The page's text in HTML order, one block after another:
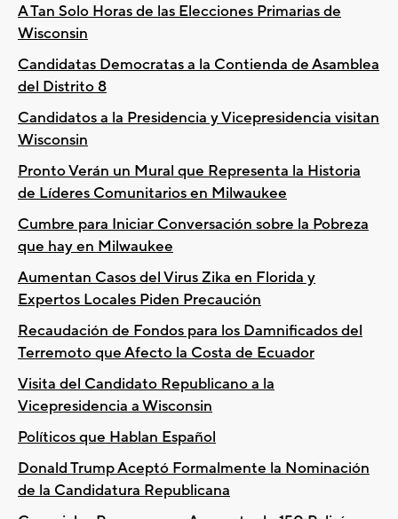
A Tan Solo Horas de las Elecciones Primarias de
Wisconsin
Candidatas Democratas a la Contienda de Asamblea
del Distrito 8
Candidatos a la Presidencia y Vicepresidencia visitan
Wisconsin
Pronto Verán un Mural que Representa la Historia
de Líderes Comunitarios en Milwaukee
Cumbre para Iniciar Conversación sobre la Pobreza
que hay en Milwaukee
Aumentan Casos del Virus Zika en Florida y
Expertos Locales Piden Precaución
Recaudación de Fondos para los Damnificados del
Terremoto que Afecto la Costa de Ecuador
Visita del Candidato Republicano a la
Vicepresidencia a Wisconsin
Políticos que Hablan Español
Donald Trump Aceptó Formalmente la Nominación
de la Candidatura Republicana